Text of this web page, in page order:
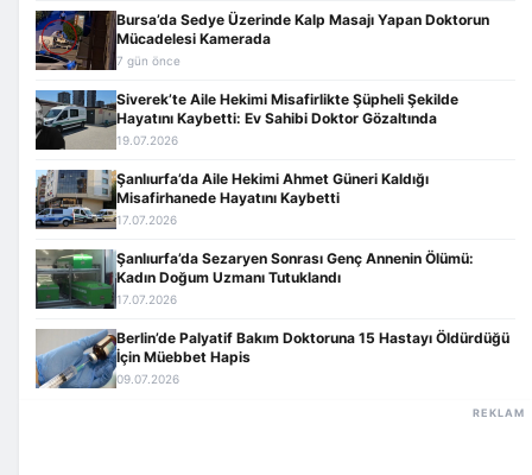
Bursa’da Sedye Üzerinde Kalp Masajı Yapan Doktorun
Mücadelesi Kamerada
7 gün önce
Siverek’te Aile Hekimi Misafirlikte Şüpheli Şekilde
Hayatını Kaybetti: Ev Sahibi Doktor Gözaltında
19.07.2026
Şanlıurfa’da Aile Hekimi Ahmet Güneri Kaldığı
Misafirhanede Hayatını Kaybetti
17.07.2026
Şanlıurfa’da Sezaryen Sonrası Genç Annenin Ölümü:
Kadın Doğum Uzmanı Tutuklandı
17.07.2026
Berlin’de Palyatif Bakım Doktoruna 15 Hastayı Öldürdüğü
İçin Müebbet Hapis
09.07.2026
REKLAM